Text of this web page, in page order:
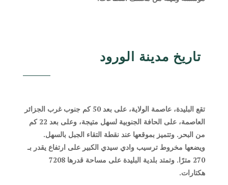
تاريخ مدينة الورود
تقع البليدة، عاصمة الولاية، على بعد 50 كم جنوب غرب الجزائر
العاصمة، على الحافة الجنوبية لسهل متيجة، وعلى بعد 22 كم
من البحر. وتتميز بموقعها عند نقطة التقاء الجبل بالسهل.
ويضعها مخروط ترسيب وادي سيدي الكبير على ارتفاع يقدر بـ
270 مترًا. وتمتد بلدية البليدة على مساحة قدرها 7208
هكتارات.